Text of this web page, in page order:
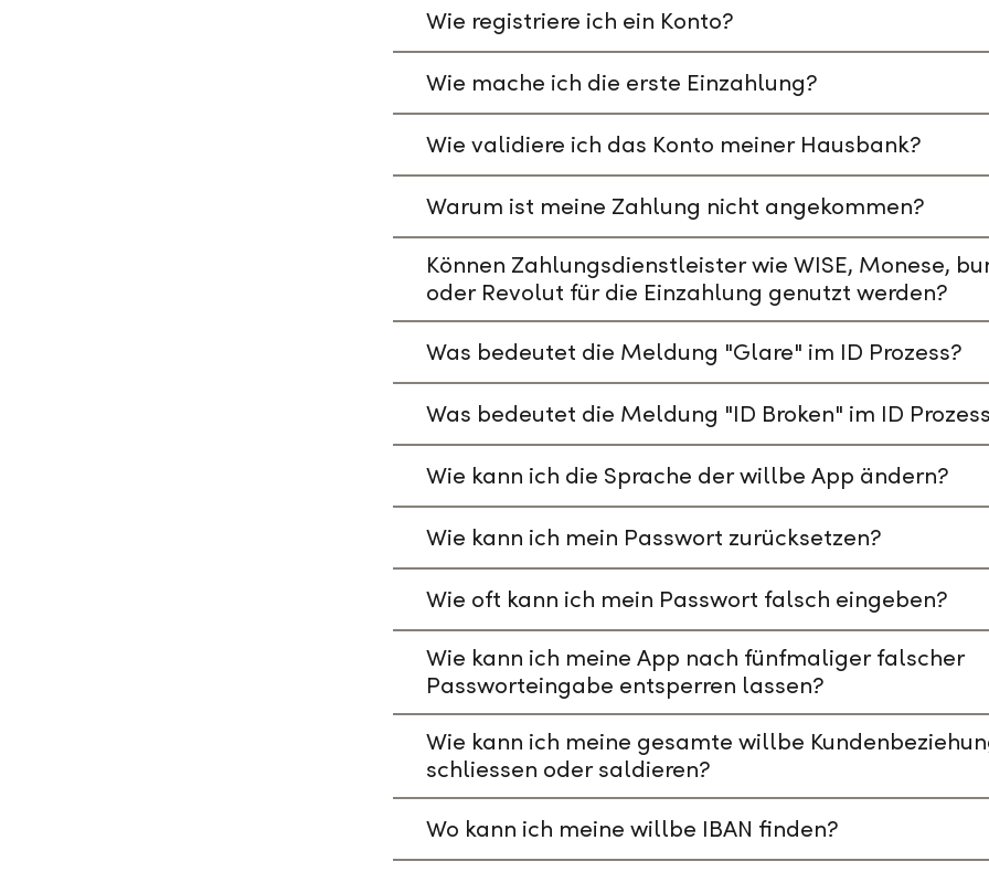
Wie registriere ich ein Konto?
Wie mache ich die erste Einzahlung?
Wie validiere ich das Konto meiner Hausbank?
Warum ist meine Zahlung nicht angekommen?
Können Zahlungsdienstleister wie WISE, Monese,
oder Revolut für die Einzahlung genutzt werden?
Was bedeutet die Meldung "Glare" im ID Prozess?
Was bedeutet die Meldung "ID Broken" im ID
Wie kann ich die Sprache der willbe App ändern?
Wie kann ich mein Passwort zurücksetzen?
Wie oft kann ich mein Passwort falsch eingeben?
Wie kann ich meine App nach fünfmaliger falscher
Passworteingabe entsperren lassen?
Wie kann ich meine gesamte willbe
schliessen oder saldieren?
Wo kann ich meine willbe IBAN finden?